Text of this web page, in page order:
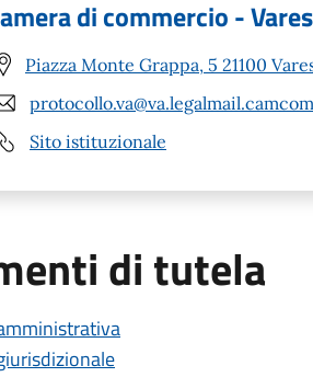
di commercio -
Piazza Monte Grappa, 5 21100
Sito istituzionale
di tutela